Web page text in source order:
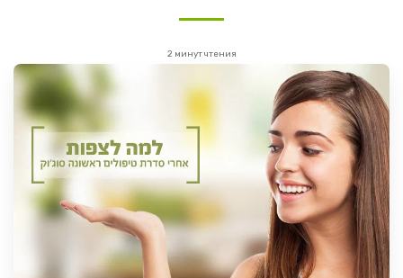
2 минут чтения